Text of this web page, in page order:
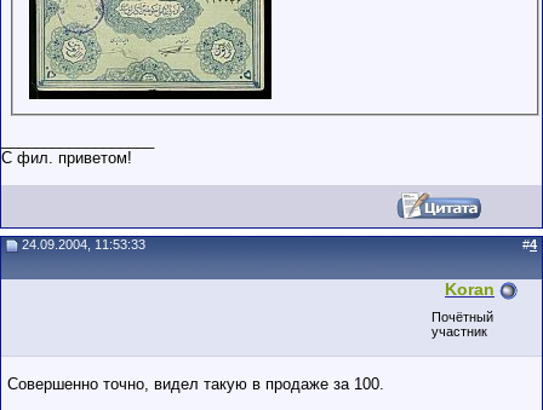
С фил. приветом!
24.09.2004, 11:53:33 #4
Koran
Почётный
участник
Совершенно точно, видел такую в продаже за 100.